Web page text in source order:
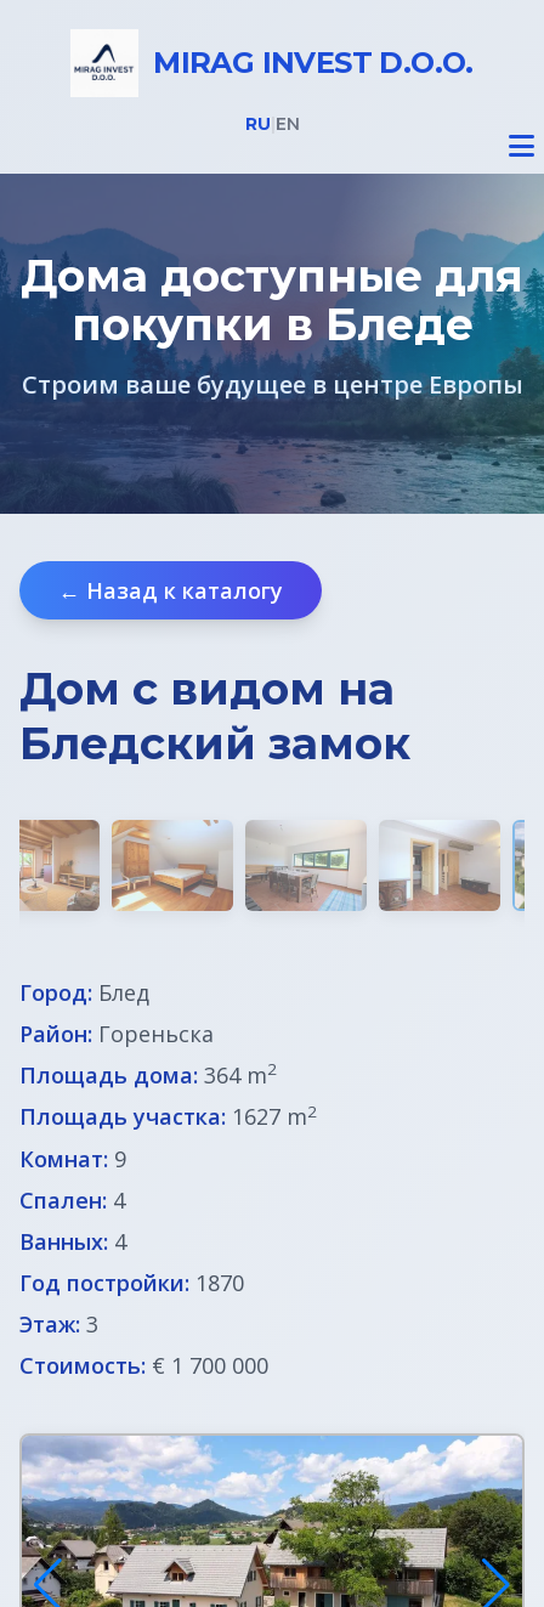
MIRAG INVEST D.O.O.
RU EN
Недвижимость
Все объекты
Дома на Бледе
Земельные участки под строительство
Земельные участки в Бледе
Квартиры в Любляне
Дома в Любляне
Фермы в Словении
Дома до € 100 000
ВНЖ в Словении
Дома доступные для
покупки в Бледе
Строим ваше будущее в центре Европы
← Назад к каталогу
Дом с видом на
Бледский замок
Город: Блед
Район: Гореньска
Площадь дома: 364 m2
Площадь участка: 1627 m2
Комнат: 9
Спален: 4
Ванных: 4
Год постройки: 1870
Этаж: 3
Стоимость: € 1 700 000